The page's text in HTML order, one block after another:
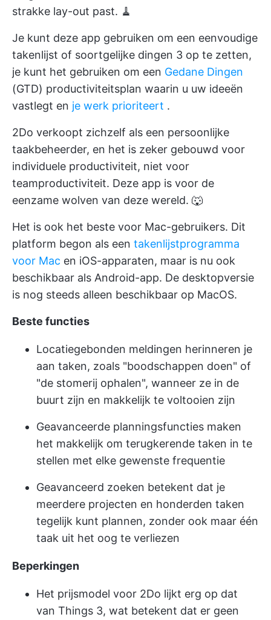
strakke lay-out past. 🧹
Je kunt deze app gebruiken om een eenvoudige
takenlijst of soortgelijke dingen 3 op te zetten,
je kunt het gebruiken om een Gedane Dingen
(GTD) productiviteitsplan waarin u uw ideeën
vastlegt en je werk prioriteert .
2Do verkoopt zichzelf als een persoonlijke
taakbeheerder, en het is zeker gebouwd voor
individuele productiviteit, niet voor
teamproductiviteit. Deze app is voor de
eenzame wolven van deze wereld. 🐺
Het is ook het beste voor Mac-gebruikers. Dit
platform begon als een takenlijstprogramma
voor Mac en iOS-apparaten, maar is nu ook
beschikbaar als Android-app. De desktopversie
is nog steeds alleen beschikbaar op MacOS.
Beste functies
Locatiegebonden meldingen herinneren je
aan taken, zoals "boodschappen doen" of
"de stomerij ophalen", wanneer ze in de
buurt zijn en makkelijk te voltooien zijn
Geavanceerde planningsfuncties maken
het makkelijk om terugkerende taken in te
stellen met elke gewenste frequentie
Geavanceerd zoeken betekent dat je
meerdere projecten en honderden taken
tegelijk kunt plannen, zonder ook maar één
taak uit het oog te verliezen
Beperkingen
Het prijsmodel voor 2Do lijkt erg op dat
van Things 3, wat betekent dat er geen